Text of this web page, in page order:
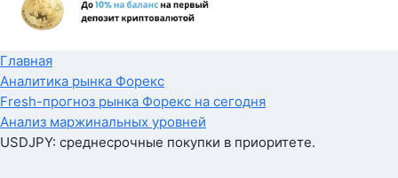
Главная
Аналитика рынка Форекс
Fresh-прогноз рынка Форекс на сегодня
Анализ маржинальных уровней
USDJPY: среднесрочные покупки в приоритете.